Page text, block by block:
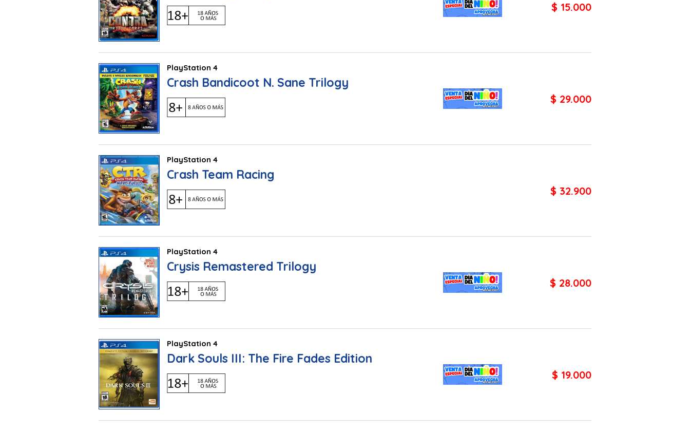
$ 15.000
PlayStation 4
Crash Bandicoot N. Sane Trilogy
$ 29.000
PlayStation 4
Crash Team Racing
$ 32.900
PlayStation 4
Crysis Remastered Trilogy
$ 28.000
PlayStation 4
Dark Souls III: The Fire Fades Edition
$ 19.000